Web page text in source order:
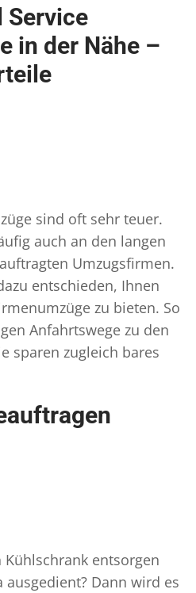
Service
in der Nähe –
sind oft sehr teuer.
auch an den langen
Umzugsfirmen.
entschieden, Ihnen
zu bieten. So
Anfahrtswege zu den
sparen zugleich bares
entsorgen
ausgedient? Dann wird es